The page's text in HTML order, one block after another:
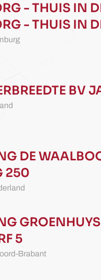
- THUIS IN
- THUIS IN
BV
DE
250
5
Brabant